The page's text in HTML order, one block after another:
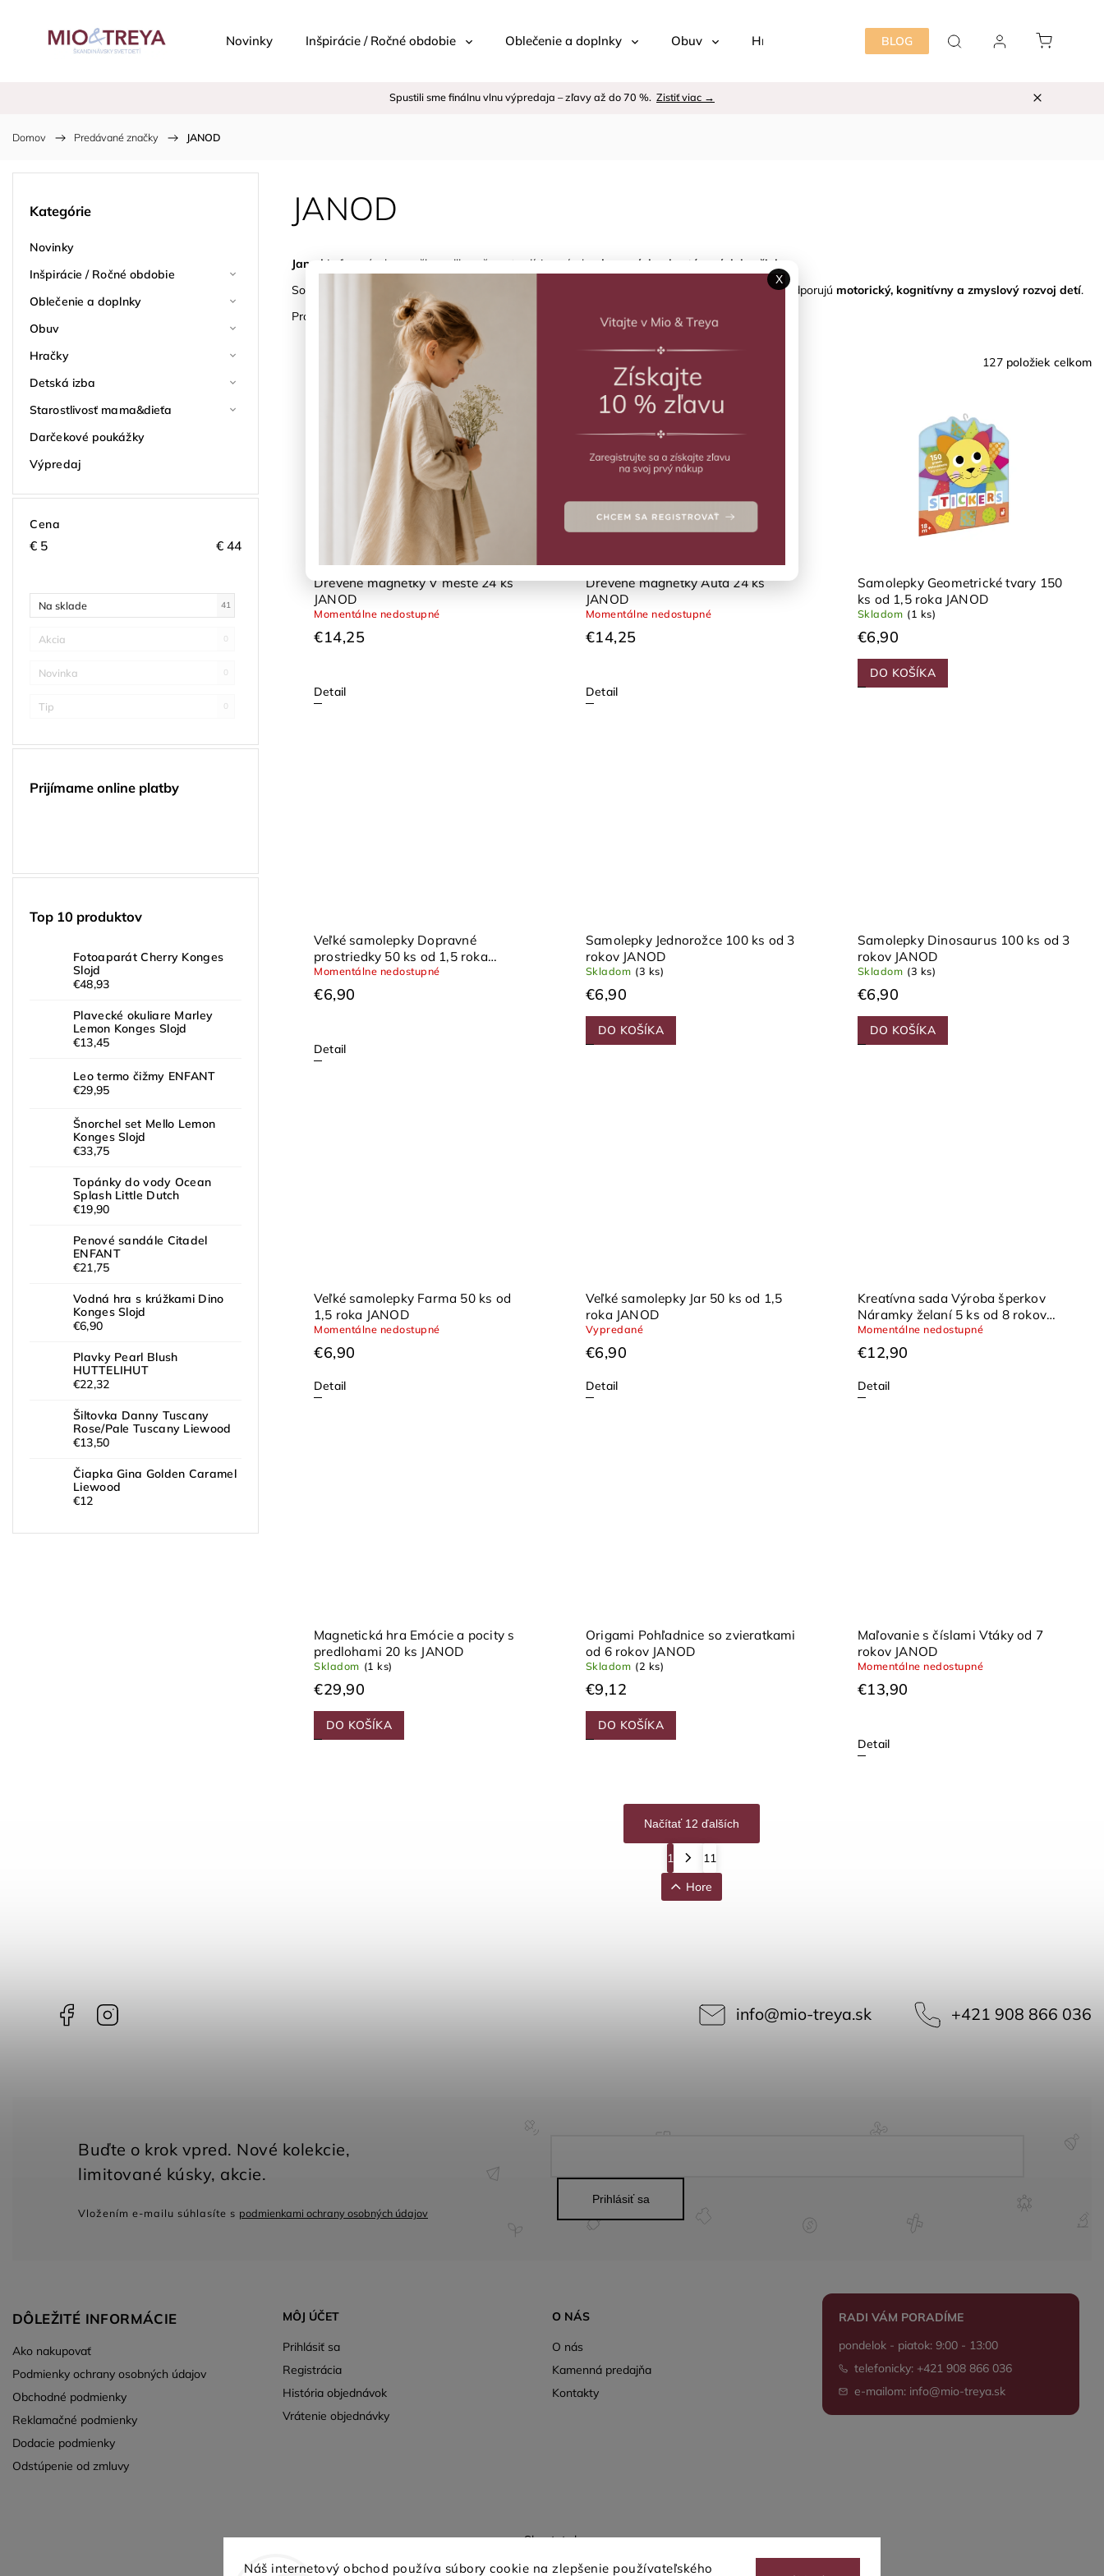
Náš internetový obchod používa súbory cookie na zlepšenie používateľského
BLOG
Novinky Inšpirácie / Ročné obdobie Oblečenie a doplnky Obuv Hračky Detská izba Starostlivosť
Spustili sme finálnu vlnu výpredaja – zľavy až do 70 %. Zistiť viac →
Domov / Predávané značky / JANOD
Kategórie
Novinky
Inšpirácie / Ročné obdobie
Oblečenie a doplnky
Obuv
Hračky
Detská izba
Starostlivosť mama&dieťa
Darčekové poukážky
Výpredaj
Cena
€ 5 € 44
Na sklade 41
Akcia 0
Novinka 0
Tip 0
Prijímame online platby
Top 10 produktov
Fotoaparát Cherry Konges
Slojd
€48,93
Plavecké okuliare Marley
Lemon Konges Slojd
€13,45
Leo termo čižmy ENFANT
€29,95
Šnorchel set Mello Lemon
Konges Slojd
€33,75
Topánky do vody Ocean
Splash Little Dutch
€19,90
Penové sandále Citadel
ENFANT
€21,75
Vodná hra s krúžkami Dino
Konges Slojd
€6,90
Plavky Pearl Blush
HUTTELIHUT
€22,32
Šiltovka Danny Tuscany
Rose/Pale Tuscany Liewood
€13,50
Čiapka Gina Golden Caramel
Liewood
€12
JANOD
Janod je francúzska značka s dlhoročnou tradíciou výroby drevených a kartónových hračiek
Sortiment zahŕňa
puzzle, magnetické hry, hudobné nástroje a kreatívne stavebnice , ktoré podporujú motorický, kognitívny a zmyslový rozvoj detí.
Produkty sú bezpečné, kvalitne spracované a navrhnuté tak, aby kombinovalizábavu s učením
Odporúčame
Najlacnejšie
Najdrahšie
Najpredávanejšie
Abecedne
127položiek celkom
Drevené magnetky V meste 24 ks
JANOD
Momentálne nedostupné
€14,25
Detail
Drevené magnetky Autá 24 ks
JANOD
Momentálne nedostupné
€14,25
Detail
Samolepky Geometrické tvary 150
ks od 1,5 roka JANOD
Skladom (1 ks)
€6,90
DO KOŠÍKA
Veľké samolepky Dopravné
prostriedky 50 ks od 1,5 roka
JANOD
Momentálne nedostupné
€6,90
Detail
Samolepky Jednorožce 100 ks od 3
rokov JANOD
Skladom (3 ks)
€6,90
DO KOŠÍKA
Samolepky Dinosaurus 100 ks od 3
rokov JANOD
Skladom (3 ks)
€6,90
DO KOŠÍKA
Veľké samolepky Farma 50 ks od
1,5 roka JANOD
Momentálne nedostupné
€6,90
Detail
Veľké samolepky Jar 50 ks od 1,5
roka JANOD
Vypredané
€6,90
Detail
Kreatívna sada Výroba šperkov
Náramky želaní 5 ks od 8 rokov
JANOD
Momentálne nedostupné
€12,90
Detail
Magnetická hra Emócie a pocity s
predlohami 20 ks JANOD
Skladom (1 ks)
€29,90
DO KOŠÍKA
Origami Pohľadnice so zvieratkami
od 6 rokov JANOD
Skladom (2 ks)
€9,12
DO KOŠÍKA
Maľovanie s číslami Vtáky od 7
rokov JANOD
Momentálne nedostupné
€13,90
Detail
Načítať 12 ďalších
1
11
Hore
Facebook info@mio-treya.sk +421 908 866 036
DÔLEŽITÉ INFORMÁCIE
Ako nakupovať
Podmienky ochrany osobných údajov
Obchodné podmienky
Reklamačné podmienky
Dodacie podmienky
Odstúpenie od zmluvy
MÔJ ÚČET
Prihlásiť sa
Registrácia
História objednávok
Vrátenie objednávky
Vložením e-mailu súhlasíte s podmienkami ochrany osobných údajov
Prihlásiť sa
O NÁS
O nás
Kamenná predajňa
Kontakty
RADI VÁM PORADÍME
pondelok - piatok: 9:00 - 13:00
telefonicky: +421 908 866 036
e-mailom: info@mio-treya.sk
Shoptet.sk
X